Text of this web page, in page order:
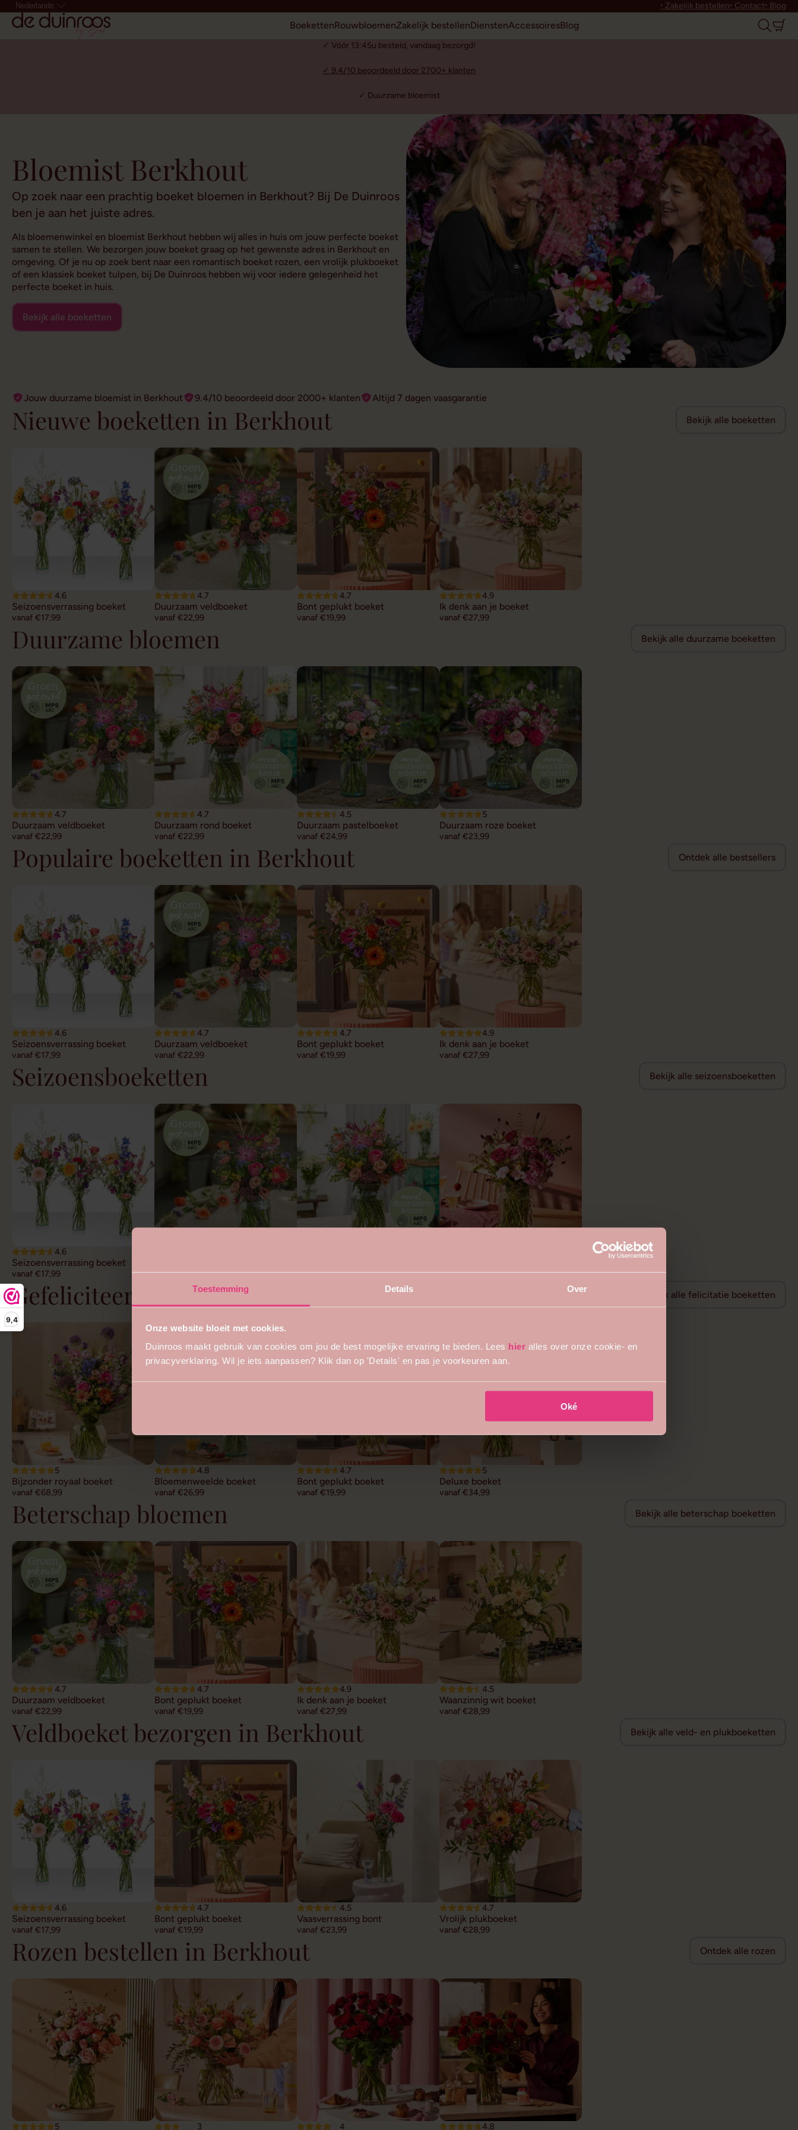
Toestemming Details Over
Onze website bloeit met cookies.
Duinroos maakt gebruik van cookies om jou de best mogelijke ervaring te bieden. Lees hier alles over onze cookie- en
privacyverklaring. Wil je iets aanpassen? Klik dan op 'Details' en pas je voorkeuren aan.
Oké
9,4
Nederlands ‣ Zakelijk bestellen‣ Contact‣ Blog
BoekettenRouwbloemenZakelijk bestellenDienstenAccessoiresBlog
✓ Vóór 13:45u besteld, vandaag bezorgd!
✓ 9.4/10 beoordeeld door 2700+ klanten
✓ Duurzame bloemist
Bloemist Berkhout
Op zoek naar een prachtig boeket bloemen in Berkhout? Bij De Duinroos
ben je aan het juiste adres.
Als bloemenwinkel en bloemist Berkhout hebben wij alles in huis om jouw perfecte boeket
samen te stellen. We bezorgen jouw boeket graag op het gewenste adres in Berkhout en
omgeving. Of je nu op zoek bent naar een romantisch boeket rozen, een vrolijk plukboeket
of een klassiek boeket tulpen, bij De Duinroos hebben wij voor iedere gelegenheid het
perfecte boeket in huis.
Bekijk alle boeketten
Jouw duurzame bloemist in Berkhout 9.4/10 beoordeeld door 2000+ klanten Altijd 7 dagen vaasgarantie
Nieuwe boeketten in Berkhout Bekijk alle boeketten
4.6
Seizoensverrassing boeket
vanaf €17,99
4.7
Duurzaam veldboeket
vanaf €22,99
4.7
Bont geplukt boeket
vanaf €19,99
4.9
Ik denk aan je boeket
vanaf €27,99
Duurzame bloemen Bekijk alle duurzame boeketten
4.7
Duurzaam veldboeket
vanaf €22,99
4.7
Duurzaam rond boeket
vanaf €22,99
4.5
Duurzaam pastelboeket
vanaf €24,99
5
Duurzaam roze boeket
vanaf €23,99
Populaire boeketten in Berkhout Ontdek alle bestsellers
4.6
Seizoensverrassing boeket
vanaf €17,99
4.7
Duurzaam veldboeket
vanaf €22,99
4.7
Bont geplukt boeket
vanaf €19,99
4.9
Ik denk aan je boeket
vanaf €27,99
Seizoensboeketten Bekijk alle seizoensboeketten
4.6
Seizoensverrassing boeket
vanaf €17,99 vanaf €22,99 vanaf €22,99 vanaf €24,99
Gefeliciteerd bloemen Bekijk alle felicitatie boeketten
5
Bijzonder royaal boeket
vanaf €68,99
4.8
Bloemenweelde boeket
vanaf €26,99
4.7
Bont geplukt boeket
vanaf €19,99
5
Deluxe boeket
vanaf €34,99
Beterschap bloemen Bekijk alle beterschap boeketten
4.7
Duurzaam veldboeket
vanaf €22,99
4.7
Bont geplukt boeket
vanaf €19,99
4.9
Ik denk aan je boeket
vanaf €27,99
4.5
Waanzinnig wit boeket
vanaf €28,99
Veldboeket bezorgen in Berkhout Bekijk alle veld- en plukboeketten
4.6
Seizoensverrassing boeket
vanaf €17,99
4.7
Bont geplukt boeket
vanaf €19,99
4.5
Vaasverrassing bont
vanaf €23,99
4.7
Vrolijk plukboeket
vanaf €28,99
Rozen bestellen in Berkhout Ontdek alle rozen
5 3 4 4.8